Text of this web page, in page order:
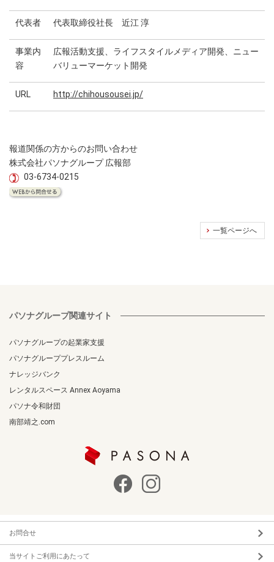
代表者 代表取締役社長 近江 淳
事業内
容
広報活動支援、ライフスタイルメディア開発、ニュー
バリューマーケット開発
URL http://chihousousei.jp/
報道関係の方からのお問い合わせ
株式会社パソナグループ 広報部
03-6734-0215
一覧ページへ
パソナグループ関連サイト
パソナグループの起業家支援
パソナグループプレスルーム
ナレッジバンク
レンタルスペース Annex Aoyama
パソナ令和財団
南部靖之.com
お問合せ
当サイトご利用にあたって